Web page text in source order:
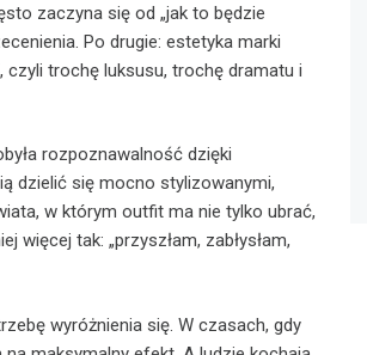
zaczyna się od „jak to będzie
Po drugie: estetyka marki
czyli trochę luksusu, trochę dramatu i
rozpoznawalność dzięki
dzielić się mocno stylizowanymi,
w którym outfit ma nie tylko ubrać,
tak: „przyszłam, zabłysłam,
wyróżnienia się. W czasach, gdy